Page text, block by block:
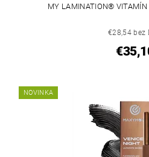
MY LAMINATION® VITAMÍN
€28,54 bez
NOVINKA